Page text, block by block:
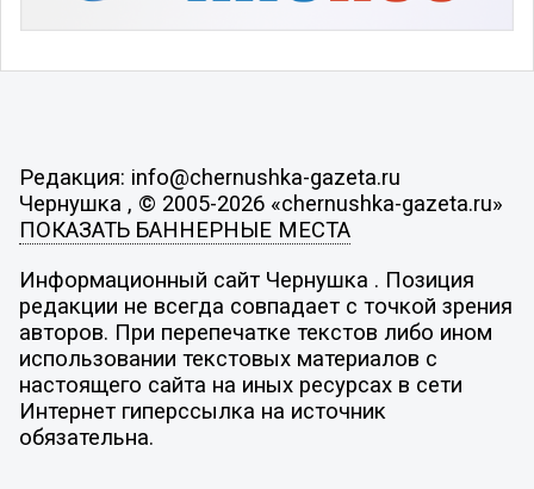
Редакция: info@chernushka-gazeta.ru
Чернушка , © 2005-2026 «chernushka-gazeta.ru»
ПОКАЗАТЬ БАННЕРНЫЕ МЕСТА
Информационный сайт Чернушка . Позиция
редакции не всегда совпадает с точкой зрения
авторов. При перепечатке текстов либо ином
использовании текстовых материалов с
настоящего сайта на иных ресурсах в сети
Интернет гиперссылка на источник
обязательна.